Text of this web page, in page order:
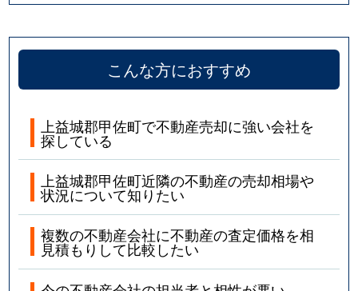
こんな方におすすめ
上益城郡甲佐町で不動産売却に強い会社を
探している
上益城郡甲佐町近隣の不動産の売却相場や
状況について知りたい
複数の不動産会社に不動産の査定価格を相
見積もりして比較したい